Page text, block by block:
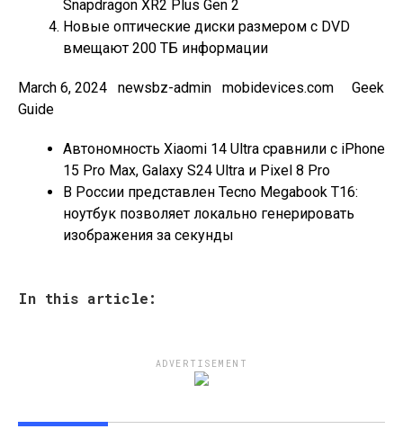
Snapdragon XR2 Plus Gen 2
Новые оптические диски размером с DVD
вмещают 200 ТБ информации
March 6, 2024 newsbz-admin mobidevices.com Geek
Guide
Автономность Xiaomi 14 Ultra сравнили с iPhone
15 Pro Max, Galaxy S24 Ultra и Pixel 8 Pro
В России представлен Tecno Megabook T16:
ноутбук позволяет локально генерировать
изображения за секунды
In this article:
ADVERTISEMENT